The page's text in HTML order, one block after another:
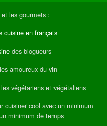
les gourmets :
cuisine en français
des blogueurs
amoureux du vin
végétariens et végétaliens
cuisiner cool avec un minimum
minimum de temps